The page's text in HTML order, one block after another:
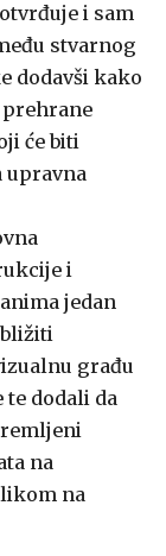
i sam
stvarnog
dodavši kako
će biti
upravna
i
jedan
građu
dodali da
na
na